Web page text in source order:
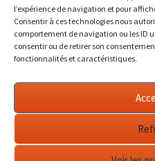
l’expérience de navigation et pour
Consentir à ces technologies nous
comportement de navigation ou les ID
consentir ou de retirer son
fonctionnalités et caractéristiques.
succès. Fin 2013, je décide de
avec mon propre site :
Me contacter :